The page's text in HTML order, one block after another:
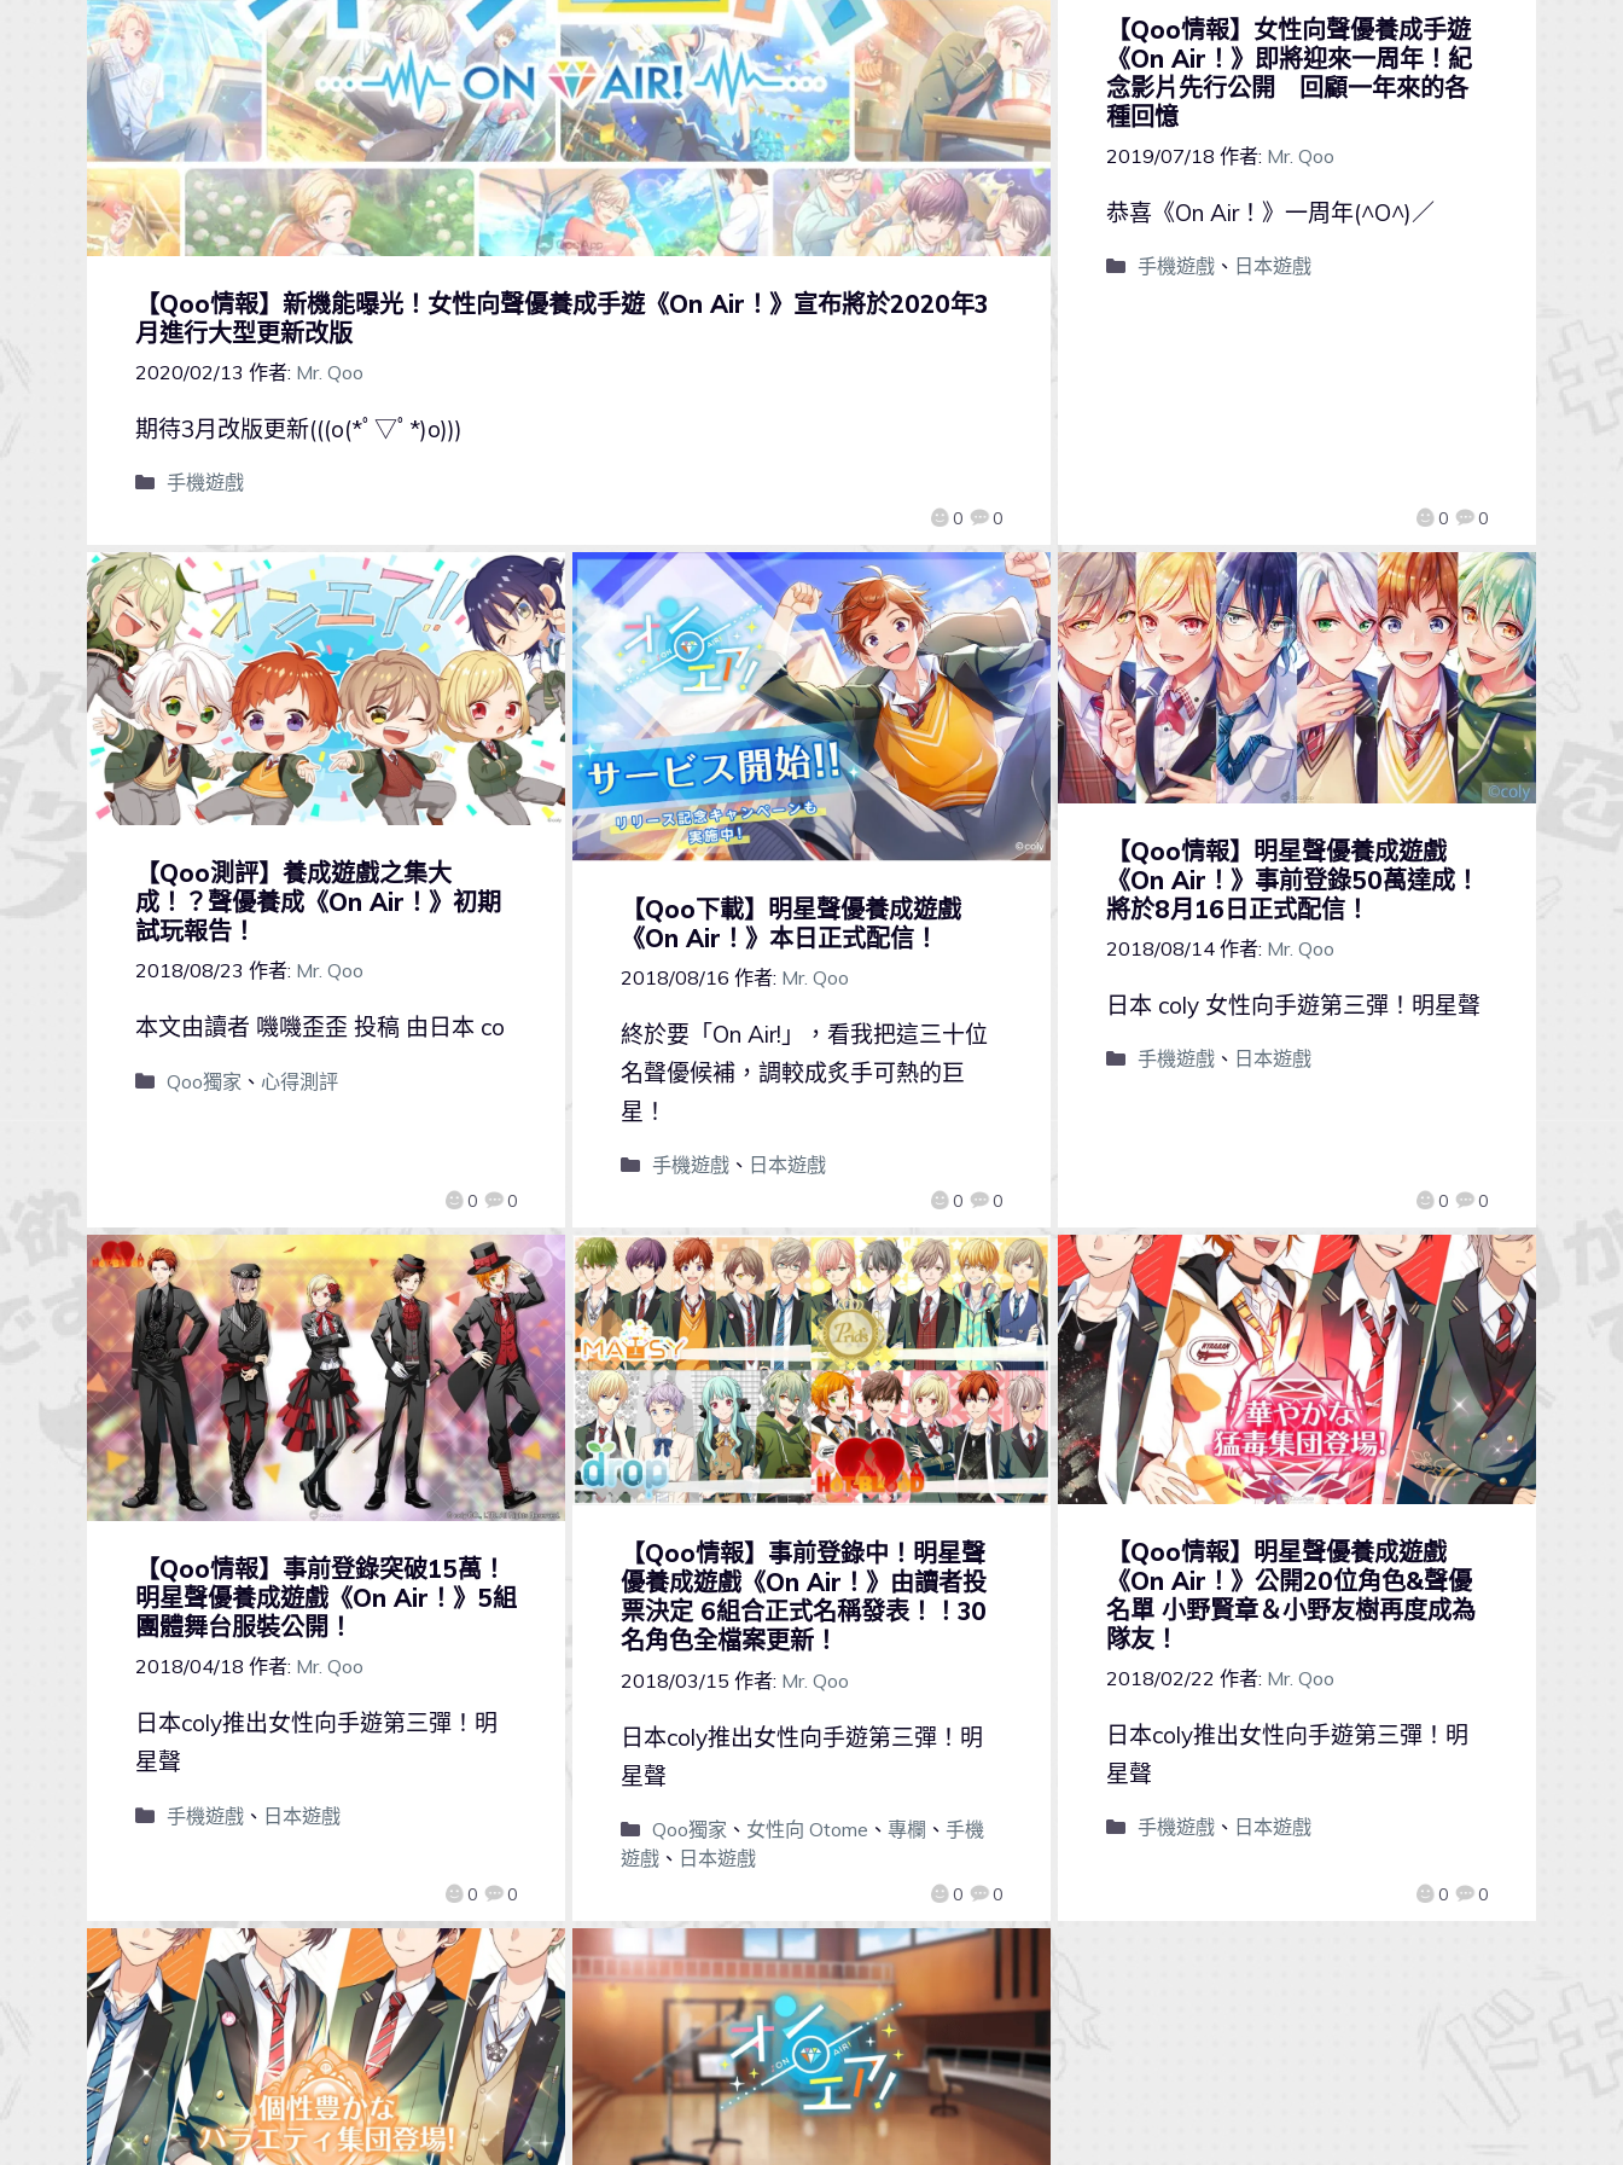
【Qoo情報】新機能曝光！女性向聲優養成手遊《On Air！》宣布將於2020年3
月進行大型更新改版
2020/02/13 作者: Mr. Qoo
0 0
期待3月改版更新(((o(*ﾟ▽ﾟ*)o)))
手機遊戲
【Qoo情報】女性向聲優養成手遊
《On Air！》即將迎來一周年！紀
念影片先行公開 回顧一年來的各
種回憶
2019/07/18 作者: Mr. Qoo
0 0
恭喜《On Air！》一周年(^O^)／
手機遊戲、 日本遊戲
【Qoo測評】養成遊戲之集大
成！？聲優養成《On Air！》初期
試玩報告！
2018/08/23 作者: Mr. Qoo
0 0
本文由讀者 嘰嘰歪歪 投稿 由日本 co
Qoo獨家 、 心得測評
【Qoo下載】明星聲優養成遊戲
《On Air！》本日正式配信！
2018/08/16 作者: Mr. Qoo
0 0
終於要「On Air!」，看我把這三十位
名聲優候補，調較成炙手可熱的巨
星！
手機遊戲、 日本遊戲
【Qoo情報】明星聲優養成遊戲
《On Air！》事前登錄50萬達成！
將於8月16日正式配信！
2018/08/14 作者: Mr. Qoo
0 0
日本 coly 女性向手遊第三彈！明星聲
手機遊戲、 日本遊戲
【Qoo情報】事前登錄突破15萬！
明星聲優養成遊戲《On Air！》5組
團體舞台服裝公開！
2018/04/18 作者: Mr. Qoo
0 0
日本coly推出女性向手遊第三彈！明
星聲
手機遊戲、 日本遊戲
【Qoo情報】事前登錄中！明星聲
優養成遊戲《On Air！》由讀者投
票決定 6組合正式名稱發表！！30
名角色全檔案更新！
2018/03/15 作者: Mr. Qoo
0 0
日本coly推出女性向手遊第三彈！明
星聲
Qoo獨家 、 女性向 Otome 、 專欄 、 手機
遊戲、 日本遊戲
【Qoo情報】明星聲優養成遊戲
《On Air！》公開20位角色&聲優
名單 小野賢章＆小野友樹再度成為
隊友！
2018/02/22 作者: Mr. Qoo
0 0
日本coly推出女性向手遊第三彈！明
星聲
手機遊戲、 日本遊戲